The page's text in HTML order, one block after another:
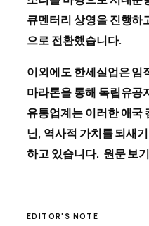
큐멘터리 상영을 진행하
으로 전환했습니다.
이외에도 한세실업은 임
마라톤을 통해 독립유공
유통업계는 이러한 애국
닌, 역사적 가치를 되새
하고 있습니다. 원문 보기